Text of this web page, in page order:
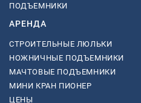
ПОДЪЕМНИКИ
АРЕНДА
СТРОИТЕЛЬНЫЕ ЛЮЛЬКИ
НОЖНИЧНЫЕ ПОДЪЕМНИКИ
МАЧТОВЫЕ ПОДЪЕМНИКИ
МИНИ КРАН ПИОНЕР
ЦЕНЫ